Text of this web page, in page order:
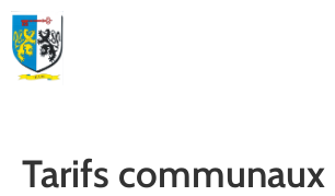
Vie
Tarifs